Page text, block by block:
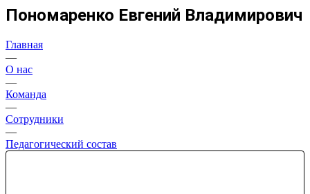
Пономаренко Евгений Владимирович
Главная
—
О нас
—
Команда
—
Сотрудники
—
Педагогический состав